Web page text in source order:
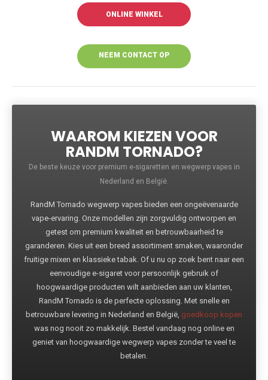
ONLINE WINKEL
NEEM CONTACT OP
WAAROM KIEZEN VOOR
RANDM TORNADO?
De beste keuze voor premium e-sigaretten en wegwerp vapes in
Nederland en België.
RandM Tornado wegwerp vapes bieden een ongeëvenaarde
vape-ervaring. Onze modellen zijn zorgvuldig ontworpen en
getest om premium kwaliteit en betrouwbaarheid te
garanderen. Kies uit een breed assortiment smaken, waaronder
fruitige mixen en klassieke tabak. Of u nu op zoek bent naar een
eenvoudige e-sigaret voor persoonlijk gebruik of
hoogwaardige producten wilt aanbieden aan uw klanten,
RandM Tornado is de perfecte oplossing. Met snelle en
betrouwbare levering in Nederland en België, goedkoop kopen
was nog nooit zo makkelijk. Bestel vandaag nog online en
geniet van hoogwaardige wegwerp vapes zonder te veel te
betalen.